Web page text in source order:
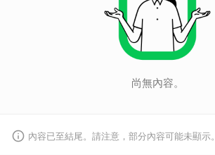
尚無內容。
內容已至結尾。請注意，部分內容可能未顯示。